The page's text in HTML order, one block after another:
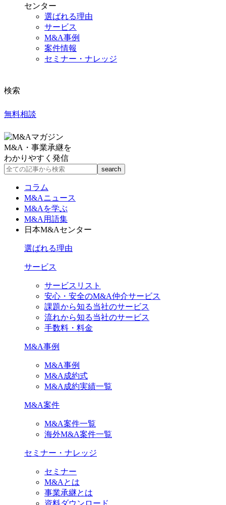
センター
選ばれる理由
サービス
M&A事例
案件情報
セミナー・ナレッジ
検索
無料相談
M&A・事業承継を
わかりやすく発信
コラム
M&Aニュース
M&Aを学ぶ
M&A用語集
日本M&Aセンター
選ばれる理由
サービス
サービスリスト
安心・安全のM&A仲介サービス
課題から知る当社のサービス
流れから知る当社のサービス
手数料・料金
M&A事例
M&A事例
M&A成約式
M&A成約実績一覧
M&A案件
M&A案件一覧
海外M&A案件一覧
セミナー・ナレッジ
セミナー
M&Aとは
事業承継とは
資料ダウンロード